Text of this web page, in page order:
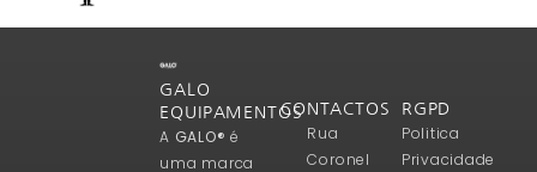
GALO
EQUIPAMENTOS
A GALO® é
uma marca
CONTACTOS
Rua
Coronel
RGPD
Politica
Privacidade